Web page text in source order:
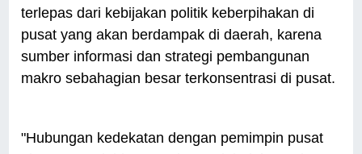
terlepas dari kebijakan politik keberpihakan di
pusat yang akan berdampak di daerah, karena
sumber informasi dan strategi pembangunan
makro sebahagian besar terkonsentrasi di pusat.
"Hubungan kedekatan dengan pemimpin pusat